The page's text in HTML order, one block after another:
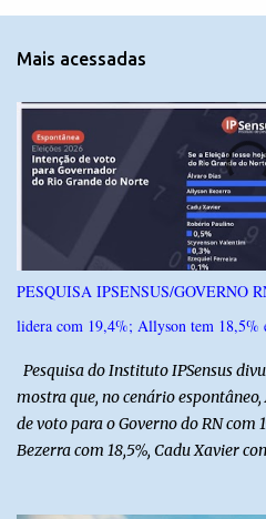
n
r
i
o
Mais acessadas
PESQUISA IPSENSUS/GOVERNO
lidera com 19,4%; Allyson tem 18,5%
Pesquisa do Instituto IPSensus
mostra que, no cenário
de voto para o Governo do RN com
Bezerra com 18,5%, Cadu Xavier